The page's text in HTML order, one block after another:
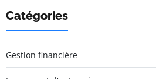
Catégories
Gestion financière